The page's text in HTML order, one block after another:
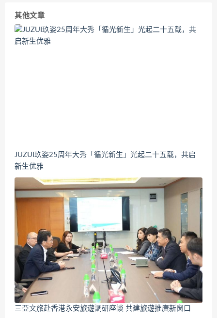
其他文章
JUZUI玖姿25周年大秀「循光新生」光起二十五载，共启
新生优雅
三亞文旅赴香港永安旅遊調研座談 共建旅遊推廣新窗口